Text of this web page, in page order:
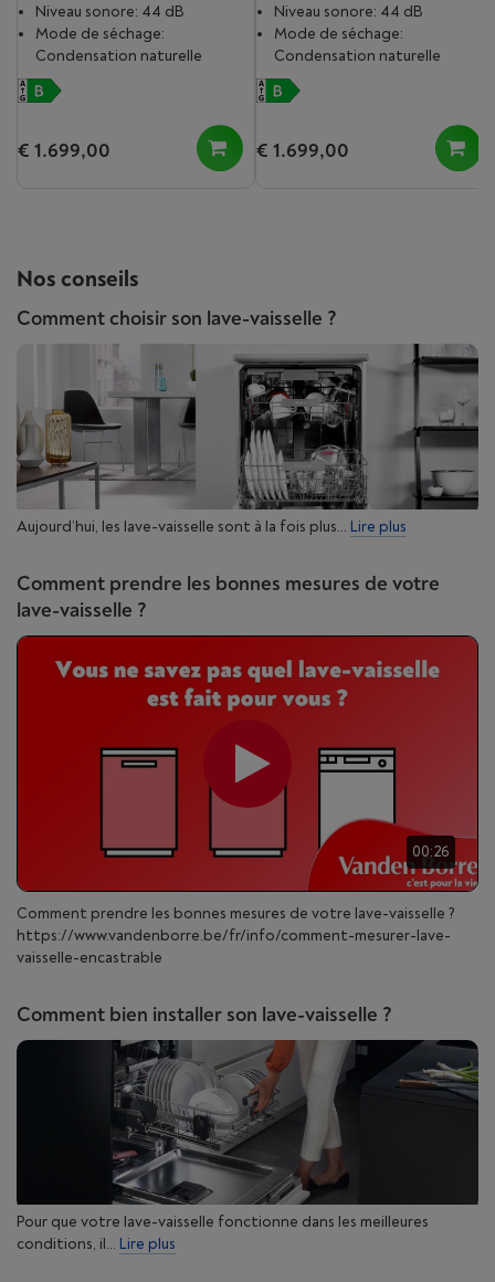
Niveau sonore: 44 dB
Mode de séchage:
Condensation naturelle
€ 1.699,00
Niveau sonore: 44 dB
Mode de séchage:
Condensation naturelle
€ 1.699,00
Nos conseils
Comment choisir son lave-vaisselle ?
Aujourd’hui, les lave-vaisselle sont à la fois plus... Lire plus
Comment prendre les bonnes mesures de votre
lave-vaisselle ?
00:26
Comment prendre les bonnes mesures de votre lave-vaisselle ?
https://www.vandenborre.be/fr/info/comment-mesurer-lave-
vaisselle-encastrable
Comment bien installer son lave-vaisselle ?
Pour que votre lave-vaisselle fonctionne dans les meilleures
conditions, il... Lire plus